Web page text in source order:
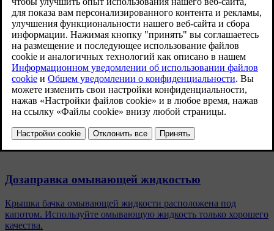
Обновленная версия 28.10.2024
Для замены или дозаправки некоторых жидкостей
рекомендуется обратиться на официальную станцию
техобслуживания Volvo Ознакомьтесь с информацией об
интересующей вас жидкости в этом разделе и, при
необходимости, обратитесь на официальную станцию
техобслуживания Volvo, чтобы назначить встречу.
Похожие статьи
Дозаправка омывающей жидкостью
Крышка бачка омывающей жидкости расположена под
капотом. Используйте омывающую жидкость только хорошего
качества.